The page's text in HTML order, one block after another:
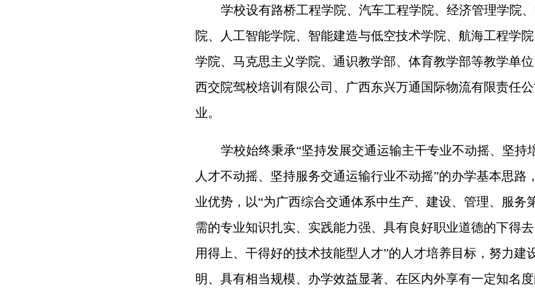
学校设有路桥工程学院、汽车工程学院、经济管理学院、
院、人工智能学院、 智能建造与低空技术学院、航海工程学
学院、马克思主义学院、通识教学部、体育教学部等教学单
西交院驾校培训有限公司、广西东兴万通国际物流有限责任
业。
学校始终秉承“坚持发展交通运输主干专业不动摇、坚持
人才不动摇、坚持服务交通运输行业不动摇”的办学基本思路
业优势，以“为广西综合交通体系中生产、建设、管理、服务
需的专业知识扎实、实践能力强、具有良好职业道德的下得
用得上、干得好的技术技能型人才”的人才培养目标，努力建
明、具有相当规模、办学效益显著、在区内外享有一定知名